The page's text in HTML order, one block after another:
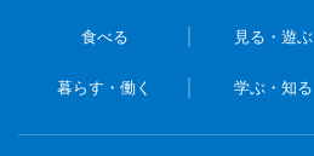
食べる 見る・遊ぶ
暮らす・働く 学ぶ・知る